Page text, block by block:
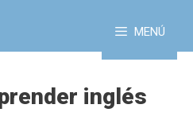
MENÚ
inglés